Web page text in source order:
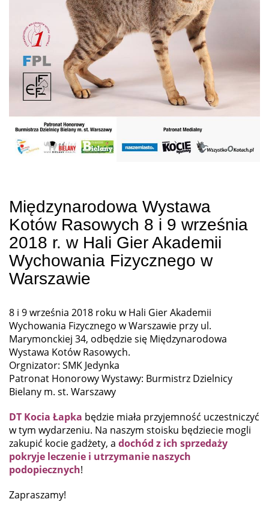
Międzynarodowa Wystawa
Kotów Rasowych 8 i 9 września
2018 r. w Hali Gier Akademii
Wychowania Fizycznego w
Warszawie
8 i 9 września 2018 roku w Hali Gier Akademii
Wychowania Fizycznego w Warszawie przy ul.
Marymonckiej 34, odbędzie się Międzynarodowa
Wystawa Kotów Rasowych.
Orgnizator: SMK Jedynka
Patronat Honorowy Wystawy: Burmistrz Dzielnicy
Bielany m. st. Warszawy
DT Kocia Łapka będzie miała przyjemność uczestniczyć
w tym wydarzeniu. Na naszym stoisku będziecie mogli
zakupić kocie gadżety, a dochód z ich sprzedaży
pokryje leczenie i utrzymanie naszych
podopiecznych!
Zapraszamy!